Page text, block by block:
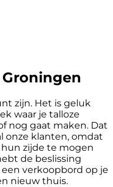
zijn. Het is geluk
waar je talloze
nog gaat maken. Dat
onze klanten, omdat
zijde te mogen
de beslissing
verkoopbord op je
nieuw thuis.